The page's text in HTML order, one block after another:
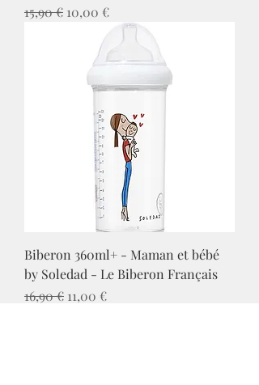
Prix original
15,90 € Prix promotionnel
10,00 €
Biberon 360ml+ - Maman et bébé
by Soledad - Le Biberon Français
Prix original
16,90 € Prix promotionnel
11,00 €